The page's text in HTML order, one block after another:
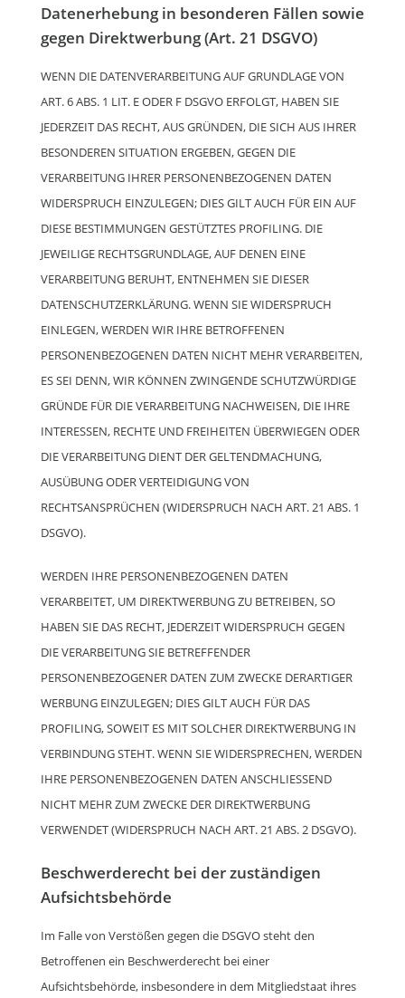
Datenerhebung in besonderen Fällen sowie
gegen Direktwerbung (Art. 21 DSGVO)
WENN DIE DATENVERARBEITUNG AUF GRUNDLAGE VON
ART. 6 ABS. 1 LIT. E ODER F DSGVO ERFOLGT, HABEN SIE
JEDERZEIT DAS RECHT, AUS GRÜNDEN, DIE SICH AUS IHRER
BESONDEREN SITUATION ERGEBEN, GEGEN DIE
VERARBEITUNG IHRER PERSONENBEZOGENEN DATEN
WIDERSPRUCH EINZULEGEN; DIES GILT AUCH FÜR EIN AUF
DIESE BESTIMMUNGEN GESTÜTZTES PROFILING. DIE
JEWEILIGE RECHTSGRUNDLAGE, AUF DENEN EINE
VERARBEITUNG BERUHT, ENTNEHMEN SIE DIESER
DATENSCHUTZERKLÄRUNG. WENN SIE WIDERSPRUCH
EINLEGEN, WERDEN WIR IHRE BETROFFENEN
PERSONENBEZOGENEN DATEN NICHT MEHR VERARBEITEN,
ES SEI DENN, WIR KÖNNEN ZWINGENDE SCHUTZWÜRDIGE
GRÜNDE FÜR DIE VERARBEITUNG NACHWEISEN, DIE IHRE
INTERESSEN, RECHTE UND FREIHEITEN ÜBERWIEGEN ODER
DIE VERARBEITUNG DIENT DER GELTENDMACHUNG,
AUSÜBUNG ODER VERTEIDIGUNG VON
RECHTSANSPRÜCHEN (WIDERSPRUCH NACH ART. 21 ABS. 1
DSGVO).
WERDEN IHRE PERSONENBEZOGENEN DATEN
VERARBEITET, UM DIREKTWERBUNG ZU BETREIBEN, SO
HABEN SIE DAS RECHT, JEDERZEIT WIDERSPRUCH GEGEN
DIE VERARBEITUNG SIE BETREFFENDER
PERSONENBEZOGENER DATEN ZUM ZWECKE DERARTIGER
WERBUNG EINZULEGEN; DIES GILT AUCH FÜR DAS
PROFILING, SOWEIT ES MIT SOLCHER DIREKTWERBUNG IN
VERBINDUNG STEHT. WENN SIE WIDERSPRECHEN, WERDEN
IHRE PERSONENBEZOGENEN DATEN ANSCHLIESSEND
NICHT MEHR ZUM ZWECKE DER DIREKTWERBUNG
VERWENDET (WIDERSPRUCH NACH ART. 21 ABS. 2 DSGVO).
Beschwerde­recht bei der zuständigen
Aufsichts­behörde
Im Falle von Verstößen gegen die DSGVO steht den
Betroffenen ein Beschwerderecht bei einer
Aufsichtsbehörde, insbesondere in dem Mitgliedstaat ihres